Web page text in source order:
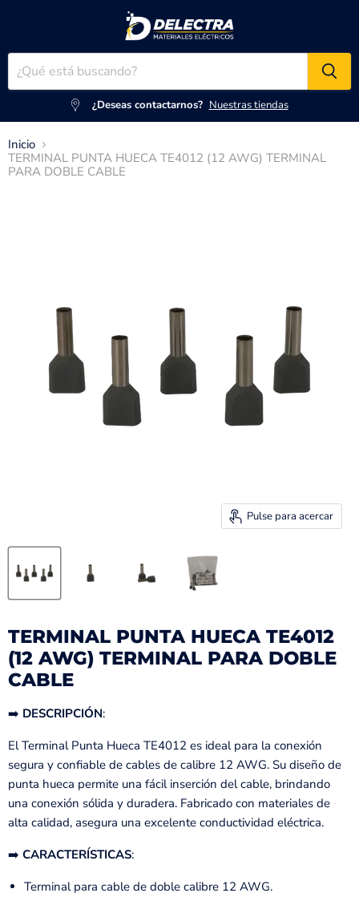
¿Deseas contactarnos? Nuestras tiendas
Inicio
TERMINAL PUNTA HUECA TE4012 (12 AWG) TERMINAL
PARA DOBLE CABLE
Pulse para acercar
TERMINAL PUNTA HUECA TE4012
(12 AWG) TERMINAL PARA DOBLE
CABLE
➡️ DESCRIPCIÓN:
El Terminal Punta Hueca TE4012 es ideal para la conexión
segura y confiable de cables de calibre 12 AWG. Su diseño de
punta hueca permite una fácil inserción del cable, brindando
una conexión sólida y duradera. Fabricado con materiales de
alta calidad, asegura una excelente conductividad eléctrica.
➡️ CARACTERÍSTICAS:
Terminal para cable de doble calibre 12 AWG.